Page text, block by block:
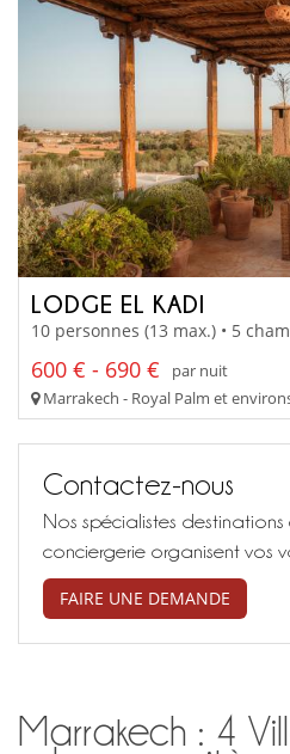
LODGE EL KADI
10 personnes (13 max.) • 5
600 € - 690 €
par nuit
Marrakech - Royal Palm et
Contactez-nous
Nos spécialistes
conciergerie organisent vos
FAIRE UNE DEMANDE
Marrakech : 4